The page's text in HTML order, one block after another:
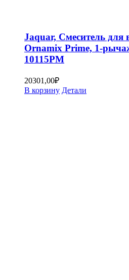
Jaquar, Смеситель
Ornamix Prime, 1-
10115PM
20301,00₽
В корзину Детали